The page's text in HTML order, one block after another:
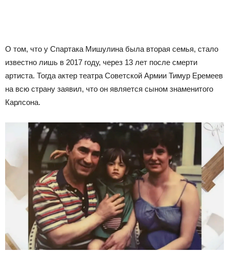
О том, что у Спартака Мишулина была вторая семья, стало
известно лишь в 2017 году, через 13 лет после смерти
артиста. Тогда актер театра Советской Армии Тимур Еремеев
на всю страну заявил, что он является сыном знаменитого
Карлсона.